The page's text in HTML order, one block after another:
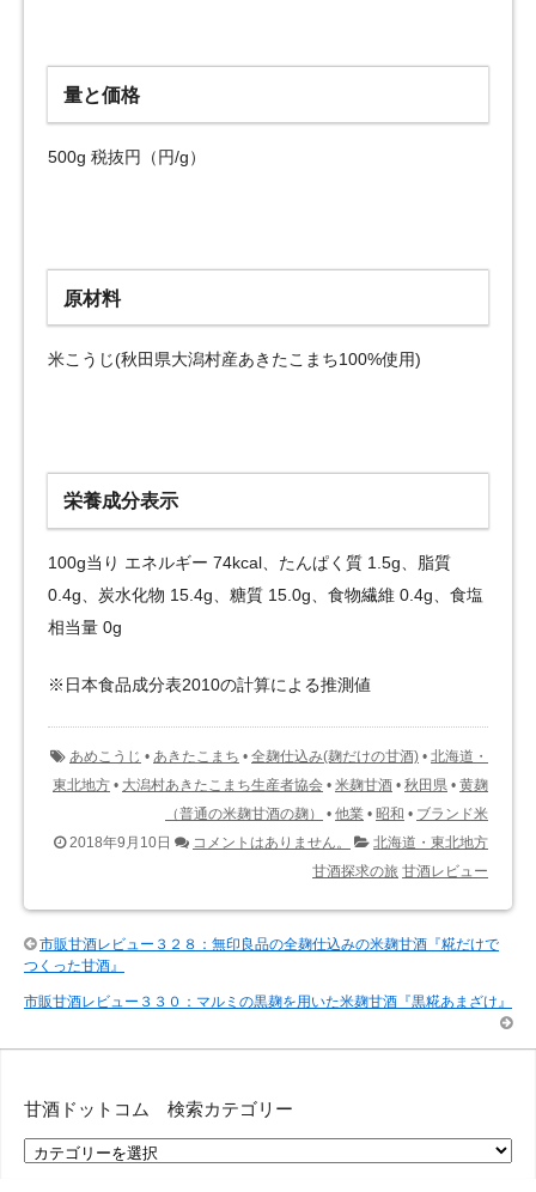
量と価格
500g 税抜円（円/g）
原材料
米こうじ(秋田県大潟村産あきたこまち100%使用)
栄養成分表示
100g当り エネルギー 74kcal、たんぱく質 1.5g、脂質
0.4g、炭水化物 15.4g、糖質 15.0g、食物繊維 0.4g、食塩
相当量 0g
※日本食品成分表2010の計算による推測値
あめこうじ • あきたこまち • 全麹仕込み(麹だけの甘酒) • 北海道・
東北地方 • 大潟村あきたこまち生産者協会 • 米麹甘酒 • 秋田県 • 黄麹
（普通の米麹甘酒の麹）
• 他業 • 昭和 • ブランド米
2018年9月10日
コメントはありません。
北海道・東北地方
甘酒探求の旅 甘酒レビュー
市販甘酒レビュー３２８：無印良品の全麹仕込みの米麹甘酒『糀だけで
つくった甘酒』
市販甘酒レビュー３３０：マルミの黒麹を用いた米麹甘酒『黒糀あまざけ』
甘酒ドットコム 検索カテゴリー
甘